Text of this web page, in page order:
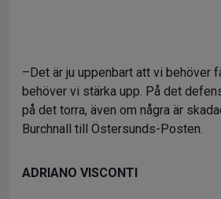
–Det är ju uppenbart att vi behöver
behöver vi stärka upp. På det
på det torra, även om några är
Burchnall till Östersunds-Posten.
ADRIANO VISCONTI